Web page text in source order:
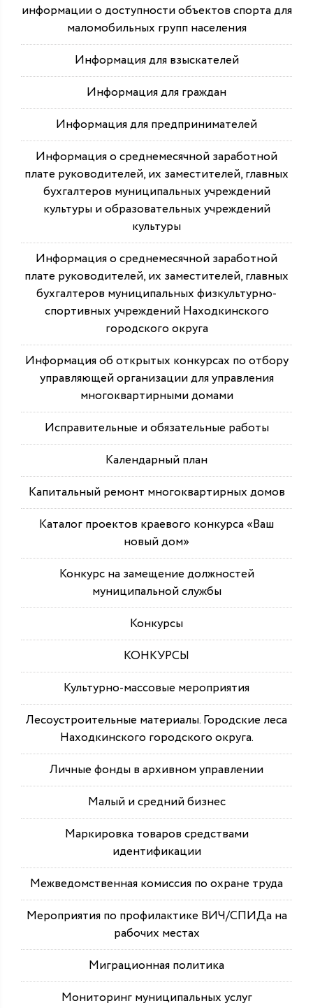
информации о доступности объектов спорта для
маломобильных групп населения
Информация для взыскателей
Информация для граждан
Информация для предпринимателей
Информация о среднемесячной заработной
плате руководителей, их заместителей, главных
бухгалтеров муниципальных учреждений
культуры и образовательных учреждений
культуры
Информация о среднемесячной заработной
плате руководителей, их заместителей, главных
бухгалтеров муниципальных физкультурно-
спортивных учреждений Находкинского
городского округа
Информация об открытых конкурсах по отбору
управляющей организации для управления
многоквартирными домами
Исправительные и обязательные работы
Календарный план
Капитальный ремонт многоквартирных домов
Каталог проектов краевого конкурса «Ваш
новый дом»
Конкурс на замещение должностей
муниципальной службы
Конкурсы
КОНКУРСЫ
Культурно-массовые мероприятия
Лесоустроительные материалы. Городские леса
Находкинского городского округа.
Личные фонды в архивном управлении
Малый и средний бизнес
Маркировка товаров средствами
идентификации
Межведомственная комиссия по охране труда
Мероприятия по профилактике ВИЧ/СПИДа на
рабочих местах
Миграционная политика
Мониторинг муниципальных услуг